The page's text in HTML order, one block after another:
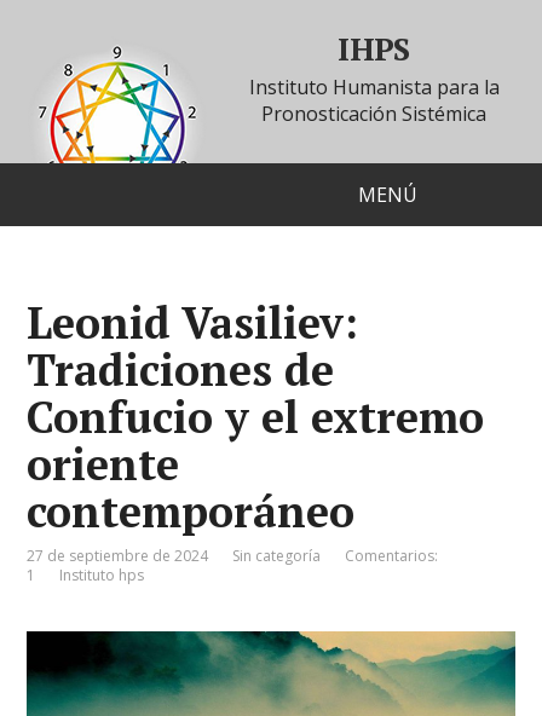
IHPS
Instituto Humanista para la
Pronosticación Sistémica
MENÚ
Leonid Vasiliev:
Tradiciones de
Confucio y el extremo
oriente
contemporáneo
27 de septiembre de 2024 Sin categoría
Comentarios:
1
Instituto hps